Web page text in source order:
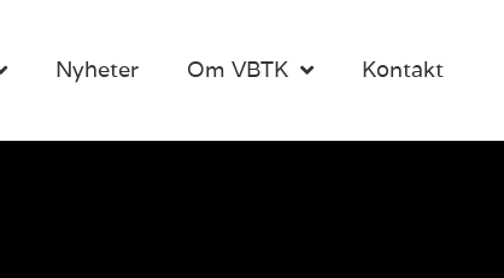
Nyheter Om VBTK Kontakt